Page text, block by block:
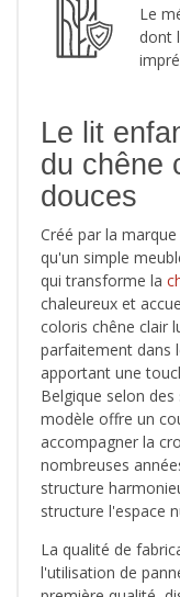
Le
dont
Le lit
du chêne
douces
Créé par la
qu'un simple
qui transforme la
chaleureux et
coloris chêne clair
parfaitement dans
apportant une
Belgique selon
modèle offre un
accompagner la
nombreuses
structure
structure l'espace
La qualité de
l'utilisation de